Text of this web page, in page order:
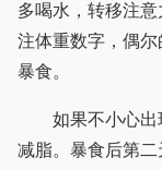
多喝水，转移注
注体重数字，偶
暴食。
如果不小心出
减脂。暴食后第